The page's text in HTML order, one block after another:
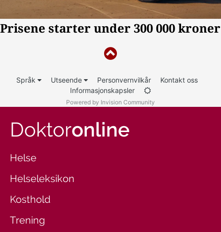
Språk Utseende Personvernvilkår
Kontakt oss
Informasjonskapsler
Powered by Invision Community
Doktoronline
Helse
Helseleksikon
Kosthold
Trening